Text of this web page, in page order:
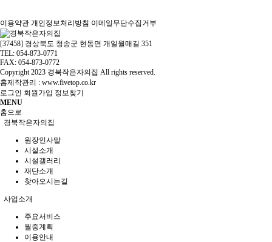
이용약관 개인정보처리방침 이메일무단수집거부
[37458] 경상북도 청송군 현동면 개일월매길 351
TEL: 054-873-0771
FAX: 054-873-0772
Copyright2023 경북작은자의집 All rights reserved.
홈제작관리 : www.fivetop.co.kr
로그인 회원가입 정보찾기
MENU
홈으로
경북작은자의집
원장인사말
시설소개
시설갤러리
재단소개
찾아오시는길
사업소개
주요서비스
월중계획
이용안내